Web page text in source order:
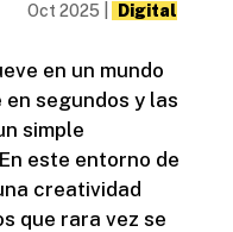
Oct 2025
Digital
en un mundo
segundos y las
simple
este entorno de
creatividad
que rara vez se